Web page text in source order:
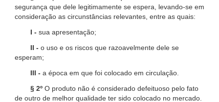
segurança que dele legitimamente se espera, levando-se em
consideração as circunstâncias relevantes, entre as quais:
I - sua apresentação;
II - o uso e os riscos que razoavelmente dele se
esperam;
III - a época em que foi colocado em circulação.
§ 2º O produto não é considerado defeituoso pelo fato
de outro de melhor qualidade ter sido colocado no mercado.